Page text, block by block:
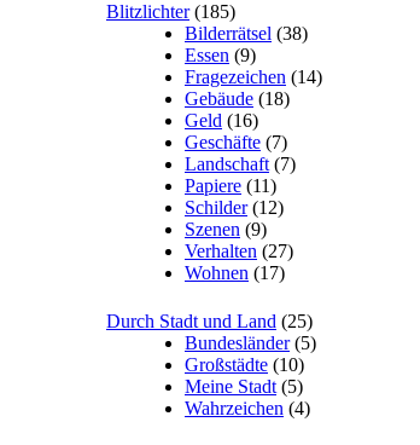
Blitzlichter(185)
Bilderrätsel (38)
Essen (9)
Fragezeichen (14)
Gebäude (18)
Geld (16)
Geschäfte (7)
Landschaft (7)
Papiere (11)
Schilder(12)
Szenen (9)
Verhalten (27)
Wohnen (17)
Durch Stadt und Land (25)
Bundesländer(5)
Großstädte (10)
Meine Stadt (5)
Wahrzeichen (4)